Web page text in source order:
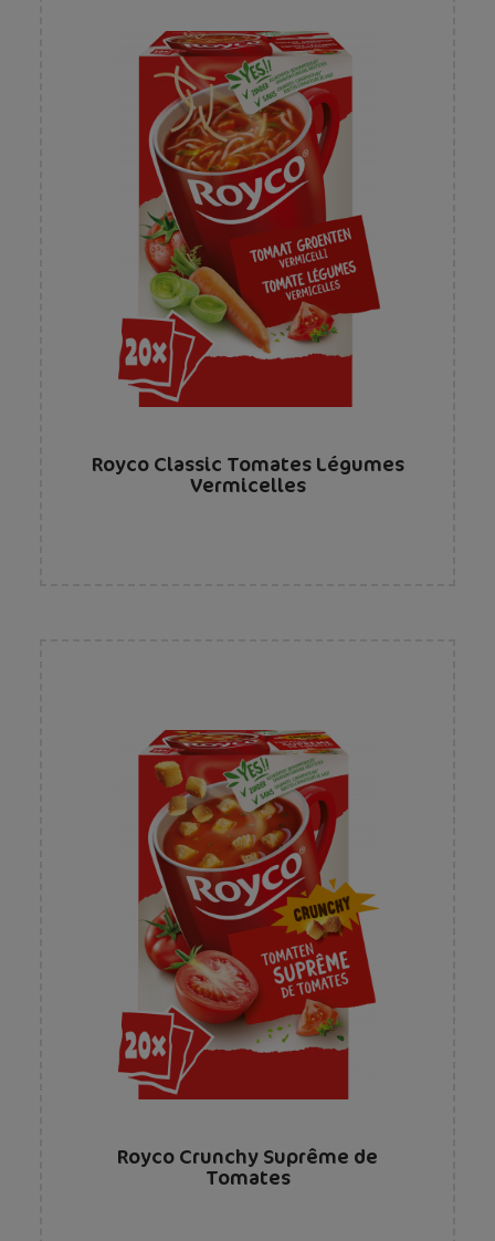
Royco Classic Tomates Légumes
Vermicelles
Royco Crunchy Suprême de
Tomates